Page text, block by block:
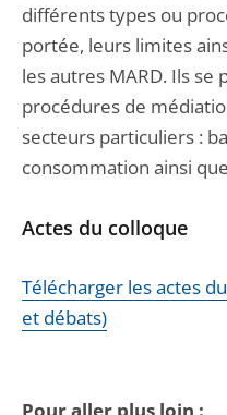
différents types ou
portée, leurs limites
les autres MARD. Ils se
procédures de
secteurs particuliers :
consommation ainsi
Actes du colloque
Télécharger les actes
et débats)